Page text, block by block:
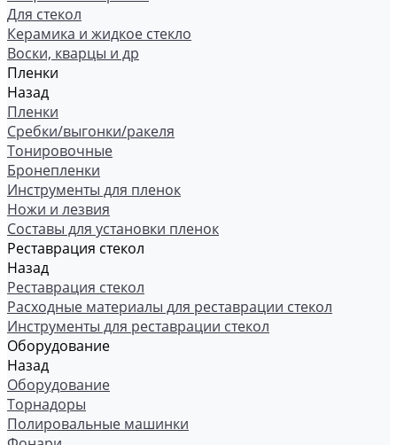
Для стекол
Керамика и жидкое стекло
Воски, кварцы и др
Пленки
Назад
Пленки
Сребки/выгонки/ракеля
Тонировочные
Бронепленки
Инструменты для пленок
Ножи и лезвия
Составы для установки пленок
Реставрация стекол
Назад
Реставрация стекол
Расходные материалы для реставрации стекол
Инструменты для реставрации стекол
Оборудование
Назад
Оборудование
Торнадоры
Полировальные машинки